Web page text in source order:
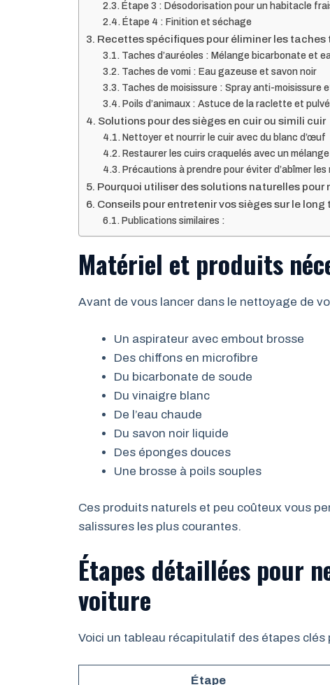
Étape 3 : Désodorisation pour un habitacle
Étape 4 : Finition et séchage
Recettes spécifiques pour éliminer les taches
Taches d’auréoles : Mélange bicarbonate et
Taches de vomi : Eau gazeuse et savon noir
Taches de moisissure : Spray anti-moisissure
Poils d’animaux : Astuce de la raclette et
Solutions pour des sièges en cuir ou simili cuir
Nettoyer et nourrir le cuir avec du blanc d’œuf
Restaurer les cuirs craquelés avec un
Précautions à prendre pour éviter d’abîmer
Pourquoi utiliser des solutions naturelles pour
Conseils pour entretenir vos sièges sur le long
Publications similaires :
Matériel et produits
Avant de vous lancer dans le nettoyage de
Un aspirateur avec embout brosse
Des chiffons en microfibre
Du bicarbonate de soude
Du vinaigre blanc
De l’eau chaude
Du savon noir liquide
Des éponges douces
Une brosse à poils souples
Ces produits naturels et peu coûteux vous
salissures les plus courantes.
Étapes détaillées pour
voiture
Voici un tableau récapitulatif des étapes
Étape